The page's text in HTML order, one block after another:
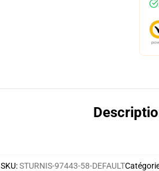
SKU:STURNIS-97443-58-DEFAULT